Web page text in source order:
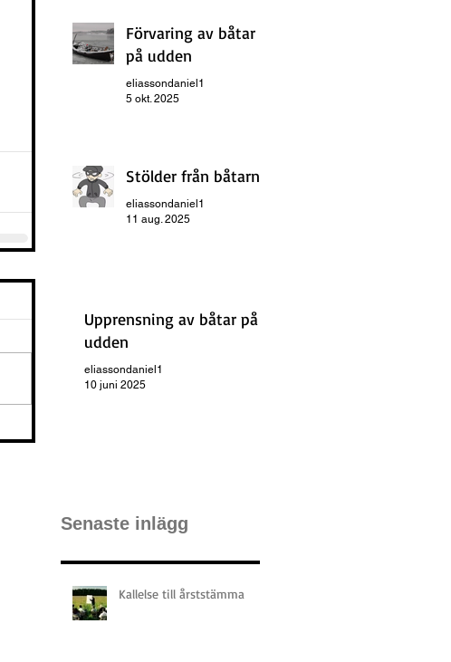
Förvaring av båtar
på udden
eliassondaniel1
5 okt. 2025
Stölder från båtarna
eliassondaniel1
11 aug. 2025
Upprensning av båtar på
udden
eliassondaniel1
10 juni 2025
Senaste inlägg
Kallelse till årststämma